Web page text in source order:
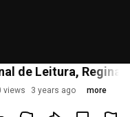
de Leitura,
views 3 years ago more